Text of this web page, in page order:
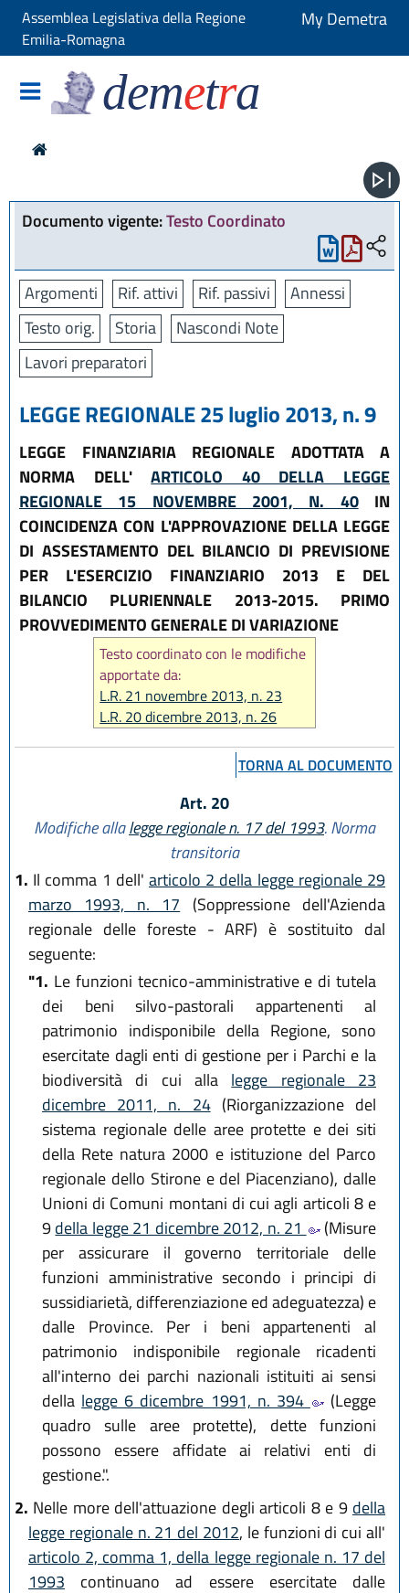
Assemblea Legislativa della Regione
Emilia-Romagna
My Demetra
demetra
Documento vigente:Testo Coordinato
Argomenti Rif. attivi Rif. passivi
Annessi
Testo orig.
Storia
Nascondi Note
Lavori preparatori
LEGGE REGIONALE 25 luglio 2013, n. 9
LEGGE FINANZIARIA REGIONALE ADOTTATA A
NORMA DELL'ARTICOLO 40 DELLA LEGGE
REGIONALE 15 NOVEMBRE 2001, N. 40IN
COINCIDENZA CON L'APPROVAZIONE DELLA LEGGE
DI ASSESTAMENTO DEL BILANCIO DI PREVISIONE
PER L'ESERCIZIO FINANZIARIO 2013 E DEL
BILANCIO PLURIENNALE 2013-2015. PRIMO
PROVVEDIMENTO GENERALE DI VARIAZIONE
Testo coordinato con le modifiche
apportate da:
L.R. 21 novembre 2013, n. 23
L.R. 20 dicembre 2013, n. 26
TORNA AL DOCUMENTO
Art. 20
Modifiche allalegge regionale n. 17 del 1993. Norma
transitoria
1. Il comma 1 dell'articolo 2 della legge regionale 29
marzo 1993, n. 17 (Soppressione dell'Azienda
regionale delle foreste - ARF) è sostituito dal
seguente:
"1. Le funzioni tecnico-amministrative e di tutela
dei beni silvo-pastorali appartenenti al
patrimonio indisponibile della Regione, sono
esercitate dagli enti di gestione per i Parchi e la
biodiversità di cui alla legge regionale 23
dicembre 2011, n. 24(Riorganizzazione del
sistema regionale delle aree protette e dei siti
della Rete natura 2000 e istituzione del Parco
regionale dello Stirone e del Piacenziano), dalle
Unioni di Comuni montani di cui agli articoli 8 e
9della legge 21 dicembre 2012, n. 21
(Misure
per assicurare il governo territoriale delle
funzioni amministrative secondo i principi di
sussidiarietà, differenziazione ed adeguatezza) e
dalle Province. Per i beni appartenenti al
patrimonio indisponibile regionale ricadenti
all'interno dei parchi nazionali istituiti ai sensi
della legge 6 dicembre 1991, n. 394
(Legge
quadro sulle aree protette), dette funzioni
possono essere affidate ai relativi enti di
gestione.".
2. Nelle more dell'attuazione degli articoli 8 e 9 della
legge regionale n. 21 del 2012, le funzioni di cui all'
articolo 2, comma 1, della legge regionale n. 17 del
1993 continuano ad essere esercitate dalle